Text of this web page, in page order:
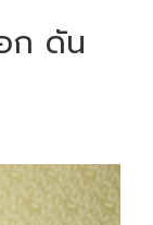
ก ดัน